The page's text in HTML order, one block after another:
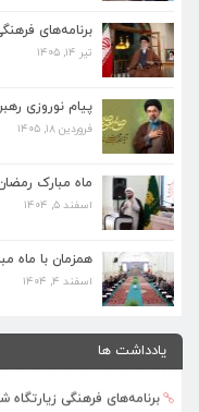
برنامه‌های
تیر ۱۴, ۱۴۰۵
پیام نوروزی
فروردین ۱۸, ۱۴۰۵
ماه مبارک
اسفند ۵, ۱۴۰۴
همزمان با ماه
اسفند ۴, ۱۴۰۴
یادداشت ها
پیام نوروزی رهبر انقلاب به
ماه مبارک رمضان، فرصتی
اسفند ۵, ۱۴۰۴
همزمان با ماه مبارک رمضان
اسفند ۴, ۱۴۰۴
برنامه‌های فرهنگی